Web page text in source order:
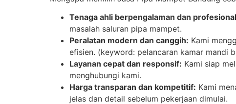
Tenaga ahli berpengalaman dan
masalah saluran pipa mampet.
Peralatan modern dan canggih: Kami
efisien. (keyword: pelancaran kamar mandi
Layanan cepat dan responsif: Kami siap
menghubungi kami.
Harga transparan dan kompetitif: Kami
jelas dan detail sebelum pekerjaan dimulai.